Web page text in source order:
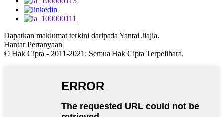
Dapatkan maklumat terkini daripada Yantai Jiajia.
Hantar Pertanyaan
© Hak Cipta - 2011-2021: Semua Hak Cipta Terpelihara.